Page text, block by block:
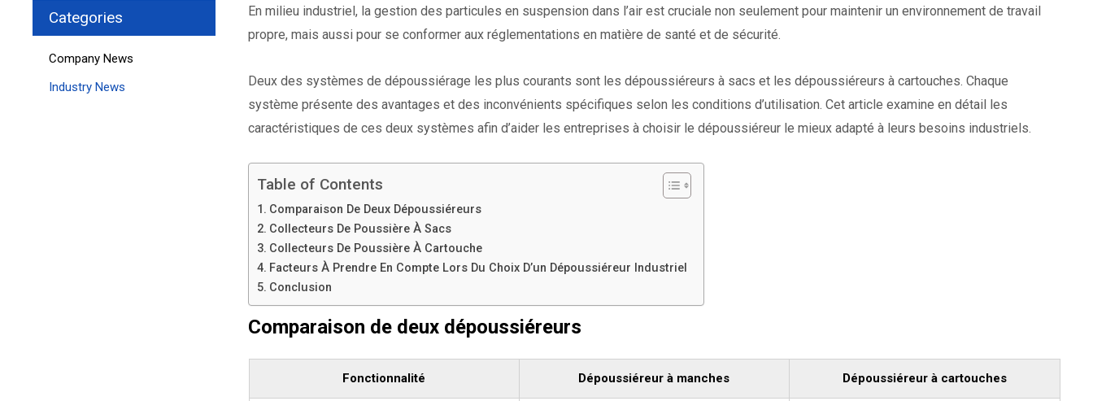
Categories
Company News
Industry News
En milieu industriel, la gestion des particules en suspension dans l’air est cruciale non seulement pour maintenir un environnement de travail
propre, mais aussi pour se conformer aux réglementations en matière de santé et de sécurité.
Deux des systèmes de dépoussiérage les plus courants sont les dépoussiéreurs à sacs et les dépoussiéreurs à cartouches. Chaque
système présente des avantages et des inconvénients spécifiques selon les conditions d’utilisation. Cet article examine en détail les
caractéristiques de ces deux systèmes afin d’aider les entreprises à choisir le dépoussiéreur le mieux adapté à leurs besoins industriels.
Table of Contents
Comparaison De Deux Dépoussiéreurs
Collecteurs De Poussière À Sacs
Collecteurs De Poussière À Cartouche
Facteurs À Prendre En Compte Lors Du Choix D’un Dépoussiéreur Industriel
Conclusion
Comparaison de deux dépoussiéreurs
Fonctionnalité Dépoussiéreur à manches Dépoussiéreur à cartouches